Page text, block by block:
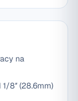
na
8″ (28.6mm)